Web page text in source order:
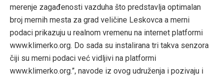
merenje zagađenosti vazduha što predstavlja optimalan
broj mernih mesta za grad veličine Leskovca a merni
podaci prikazuju u realnom vremenu na internet platformi
www.klimerko.org. Do sada su instalirana tri takva senzora
čiji su merni podaci već vidljivi na platformi
www.klimerko.org.”, navode iz ovog udruženja i pozivaju i